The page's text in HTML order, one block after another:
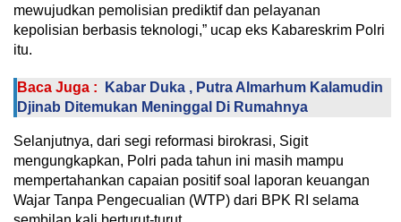
mewujudkan pemolisian prediktif dan pelayanan
kepolisian berbasis teknologi,” ucap eks Kabareskrim Polri
itu.
Baca Juga :
Kabar Duka , Putra Almarhum Kalamudin
Djinab Ditemukan Meninggal Di Rumahnya
Selanjutnya, dari segi reformasi birokrasi, Sigit
mengungkapkan, Polri pada tahun ini masih mampu
mempertahankan capaian positif soal laporan keuangan
Wajar Tanpa Pengecualian (WTP) dari BPK RI selama